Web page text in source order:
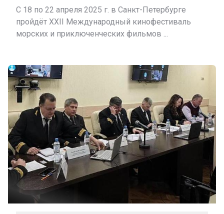
С 18 по 22 апреля 2025 г. в Санкт-Петербурге
пройдёт XXII Международный кинофестиваль
морских и приключенческих фильмов ...